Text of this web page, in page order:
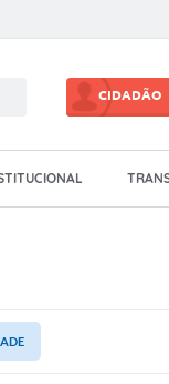
CIDADÃO